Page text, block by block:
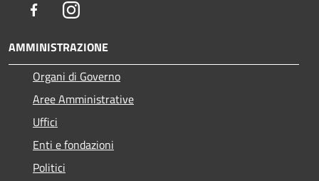
FacebookInstagram
AMMINISTRAZIONE
Organi di Governo
Aree Amministrative
Uffici
Enti e fondazioni
Politici